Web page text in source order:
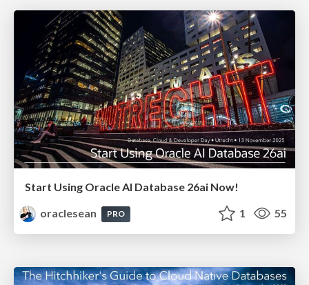
Start Using Oracle AI Database 26ai Now!
oraclesean
PRO 1 55